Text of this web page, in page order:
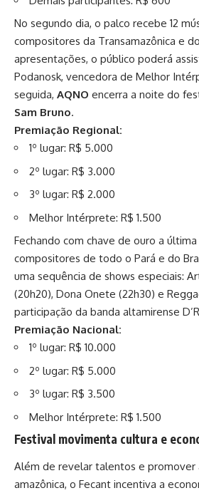
No segundo dia, o palco recebe 12
compositores da Transamazônica e
apresentações, o público poderá
Podanosk, vencedora de Melhor
seguida, AQNO encerra a noite do
Sam Bruno.
Premiação Regional:
1º lugar: R$ 5.000
2º lugar: R$ 3.000
3º lugar: R$ 2.000
Melhor Intérprete: R$ 1.500
Fechando com chave de ouro a
compositores de todo o Pará e do
uma sequência de shows especiais:
(20h20), Dona Onete (22h30) e
participação da banda altamirense
Premiação Nacional:
1º lugar: R$ 10.000
2º lugar: R$ 5.000
3º lugar: R$ 3.500
Melhor Intérprete: R$ 1.500
Festival movimenta cultura e
Além de revelar talentos e promover
amazônica, o Fecant incentiva a